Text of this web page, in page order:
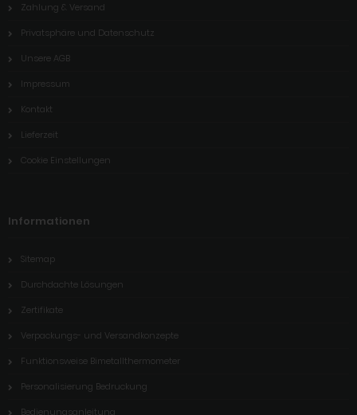
Zahlung & Versand
Privatsphäre und Datenschutz
Unsere AGB
Impressum
Kontakt
Lieferzeit
Cookie Einstellungen
Informationen
Sitemap
Durchdachte Lösungen
Zertifikate
Verpackungs- und Versandkonzepte
Funktionsweise Bimetallthermometer
Personalisierung Bedruckung
Bedienungsanleitung